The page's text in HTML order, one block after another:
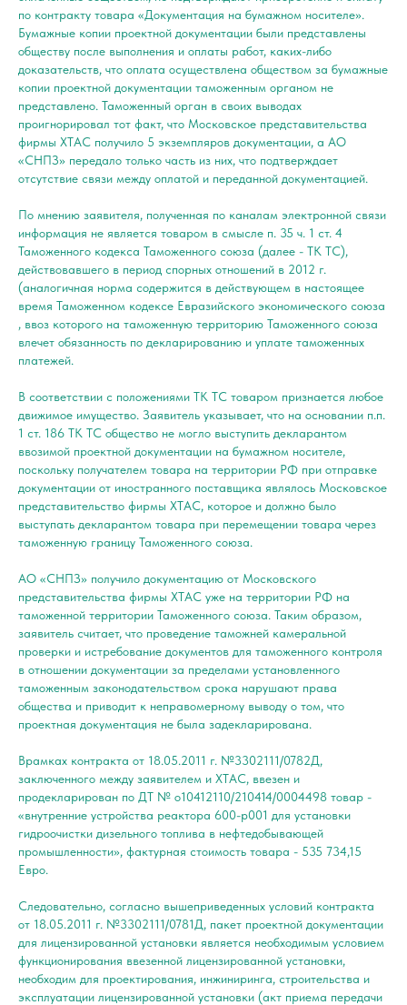
по контракту товара «Документация на бумажном носителе».
Бумажные копии проектной документации были представлены
обществу после выполнения и оплаты работ, каких-либо
доказательств, что оплата осуществлена обществом за бумажные
копии проектной документации таможенным органом не
представлено. Таможенный орган в своих выводах
проигнорировал тот факт, что Московское представительства
фирмы ХТАС получило 5 экземпляров документации, а АО
«СНПЗ» передало только часть из них, что подтверждает
отсутствие связи между оплатой и переданной документацией.
По мнению заявителя, полученная по каналам электронной связи
информация не является товаром в смысле п. 35 ч. 1 ст. 4
Таможенного кодекса Таможенного союза (далее - ТК ТС),
действовавшего в период спорных отношений в 2012 г.
(аналогичная норма содержится в действующем в настоящее
время Таможенном кодексе Евразийского экономического союза
, ввоз которого на таможенную территорию Таможенного союза
влечет обязанность по декларированию и уплате таможенных
платежей.
В соответствии с положениями ТК ТС товаром признается любое
движимое имущество. Заявитель указывает, что на основании п.п.
1 ст. 186 ТК ТС общество не могло выступить декларантом
ввозимой проектной документации на бумажном носителе,
поскольку получателем товара на территории РФ при отправке
документации от иностранного поставщика являлось Московское
представительство фирмы ХТАС, которое и должно было
выступать декларантом товара при перемещении товара через
таможенную границу Таможенного союза.
АО «СНПЗ» получило документацию от Московского
представительства фирмы ХТАС уже на территории РФ на
таможенной территории Таможенного союза. Таким образом,
заявитель считает, что проведение таможней камеральной
проверки и истребование документов для таможенного контроля
в отношении документации за пределами установленного
таможенным законодательством срока нарушают права
общества и приводит к неправомерному выводу о том, что
проектная документация не была задекларирована.
Врамках контракта от 18.05.2011 г. №3302111/0782Д,
заключенного между заявителем и ХТАС, ввезен и
продекларирован по ДТ № o10412110/210414/0004498 товар -
«внутренние устройства реактора 600-р001 для установки
гидроочистки дизельного топлива в нефтедобывающей
промышленности», фактурная стоимость товара - 535 734,15
Евро.
Следовательно, согласно вышеприведенных условий контракта
от 18.05.2011 г. №3302111/0781Д, пакет проектной документации
для лицензированной установки является необходимым условием
функционирования ввезенной лицензированной установки,
необходим для проектирования, инжиниринга, строительства и
эксплуатации лицензированной установки (акт приема передачи